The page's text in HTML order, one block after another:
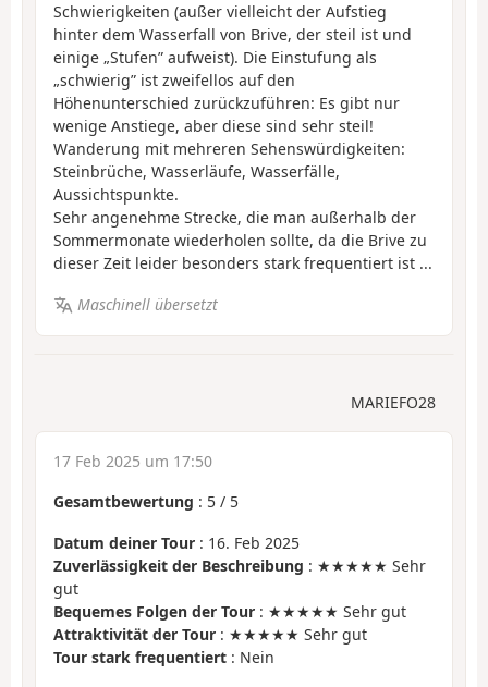
Schwierigkeiten (außer vielleicht der Aufstieg
hinter dem Wasserfall von Brive, der steil ist und
einige „Stufen” aufweist). Die Einstufung als
„schwierig” ist zweifellos auf den
Höhenunterschied zurückzuführen: Es gibt nur
wenige Anstiege, aber diese sind sehr steil!
Wanderung mit mehreren Sehenswürdigkeiten:
Steinbrüche, Wasserläufe, Wasserfälle,
Aussichtspunkte.
Sehr angenehme Strecke, die man außerhalb der
Sommermonate wiederholen sollte, da die Brive zu
dieser Zeit leider besonders stark frequentiert ist ...
Maschinell übersetzt
MARIEFO28
17 Feb 2025 um 17:50
Gesamtbewertung : 5 / 5
Datum deiner Tour : 16. Feb 2025
Zuverlässigkeit der Beschreibung : ★★★★★ Sehr
gut
Bequemes Folgen der Tour : ★★★★★ Sehr gut
Attraktivität der Tour : ★★★★★ Sehr gut
Tour stark frequentiert : Nein